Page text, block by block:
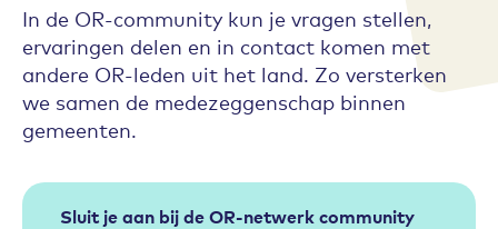
In de OR-community kun je vragen stellen,
ervaringen delen en in contact komen met
andere OR-leden uit het land. Zo versterken
we samen de medezeggenschap binnen
gemeenten.
Sluit je aan bij de OR-netwerk community